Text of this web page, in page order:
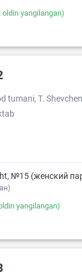
yangilangan)
tumani, T.
№15 (женский
yangilangan)